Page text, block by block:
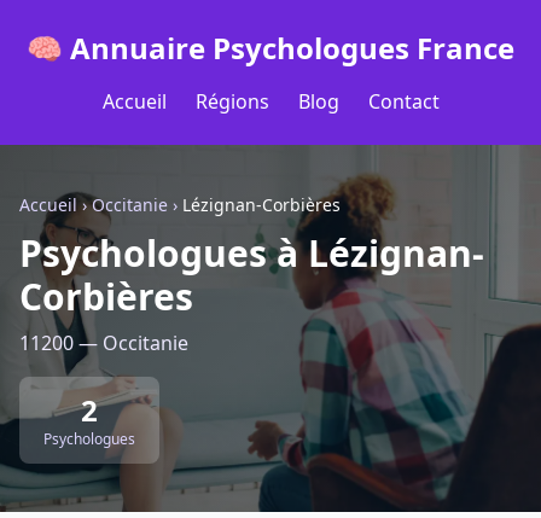
🧠 Annuaire Psychologues France
Accueil Régions Blog Contact
Accueil ›Occitanie › Lézignan-Corbières
Psychologues à Lézignan-
Corbières
11200 — Occitanie
2
Psychologues